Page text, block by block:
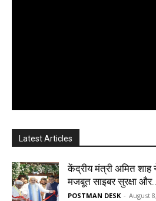
Latest Articles
केंद्रीय मंत्री अमित शाह
मजबूत साइबर सुरक्षा
POSTMAN DESK - August